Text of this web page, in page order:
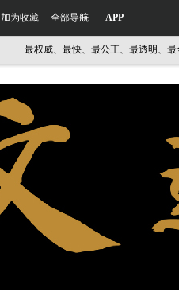
加为收藏 全部导航 APP
最权威、最快、最公正、最透明、最全面